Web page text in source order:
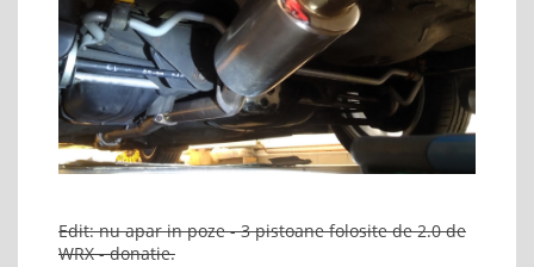
Edit: nu apar in poze - 3 pistoane folosite de 2.0 de
WRX - donatie.